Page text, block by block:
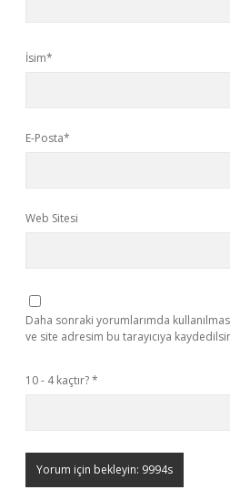
İsim*
E-Posta*
Web Sitesi
Daha sonraki yorumlarımda
ve site adresim bu tarayıcıya
10 - 4 kaçtır?*